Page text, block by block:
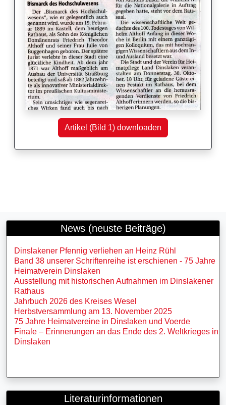
Artikel (Bild 1) downloaden
News (neuste Beiträge)
Dinslakener Pfennig verliehen an Heinz Rühl
Band 38 unserer Schriftenreihe ist erschienen - 75 Jahre
Heimatverein Dinslaken
Ausstellung mit historischen Aufnahmen im Dinslakener
Rathaus
Jahrbuch 2026 des Kreises Wesel
Herbstversammlung am 13. November 2025
75 Jahre Heimatvereine in Dinslaken und Voerde
Finale – Erinnerungen an das Ende des 2. Weltkrieges in
Dinslaken
Literaturinformationen